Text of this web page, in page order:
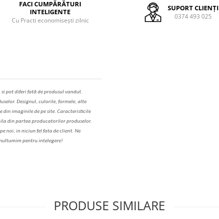
FACI CUMPĂRĂTURI
INTELIGENTE
Cu Practi economisești zilnic
SUPORT CLIENȚI
0374 493 025
si pot diferi fată de produsul vandut.
Designul, culorile, formele, alte
din imaginile de pe site. Caracteristicile
a din partea producatorilor produselor.
noi, in niciun fel fata de client. Ne
tumim pentru intelegere!
PRODUSE SIMILARE